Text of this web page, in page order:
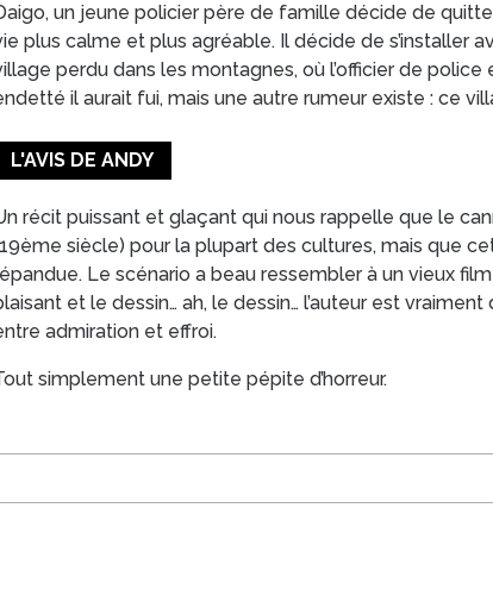
un jeune policier père de famille décide de
plus calme et plus agréable. Il décide de s’installer
perdu dans les montagnes, où l’officier de police
il aurait fui, mais une autre rumeur existe : ce
L'AVIS DE ANDY
récit puissant et glaçant qui nous rappelle que le
siècle) pour la plupart des cultures, mais que
Le scénario a beau ressembler à un vieux film
et le dessin… ah, le dessin… l’auteur est vraiment
admiration et effroi.
simplement une petite pépite d’horreur.